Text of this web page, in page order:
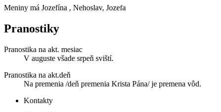
Meniny má Jozefína , Nehoslav, Jozefa
Pranostiky
Pranostika na akt. mesiac
V auguste všade srpeň sviští.
Pranostika na akt.deň
Na premenia /deň premenia Krista Pána/ je premena vôd.
Kontakty